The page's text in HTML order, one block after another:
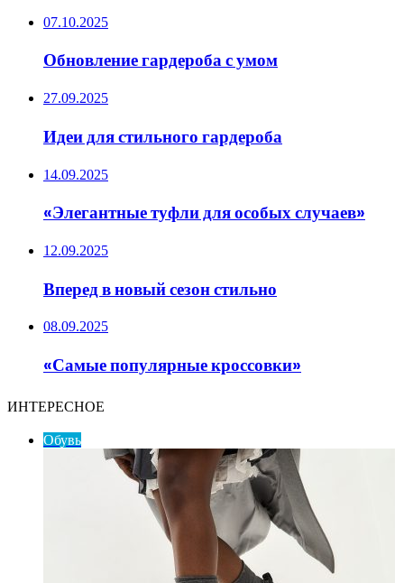
07.10.2025
Обновление гардероба с умом
27.09.2025
Идеи для стильного гардероба
14.09.2025
«Элегантные туфли для особых случаев»
12.09.2025
Вперед в новый сезон стильно
08.09.2025
«Самые популярные кроссовки»
ИНТЕРЕСНОЕ
Обувь